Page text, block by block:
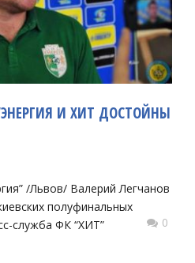
И ХИТ ДОСТОЙНЫ
/Львов/ Валерий Легчанов
полуфинальных
служба ФК “ХИТ”
0